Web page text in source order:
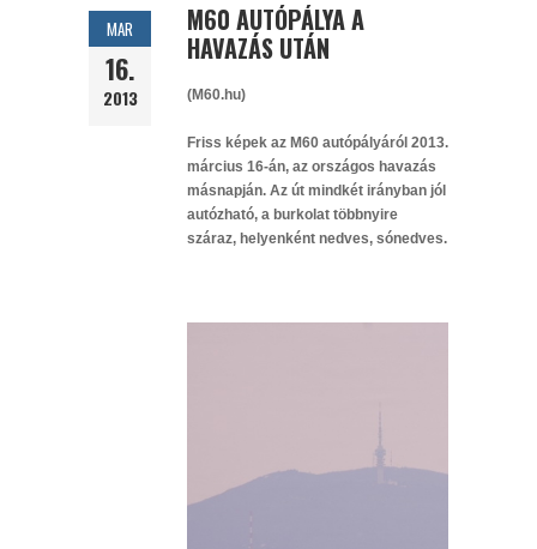
MAR
16.
2013
M60 AUTÓPÁLYA A
HAVAZÁS UTÁN
(M60.hu)
Friss képek az M60 autópályáról 2013.
március 16-án, az országos havazás
másnapján. Az út mindkét irányban jól
autózható, a burkolat többnyire
száraz, helyenként nedves, sónedves.